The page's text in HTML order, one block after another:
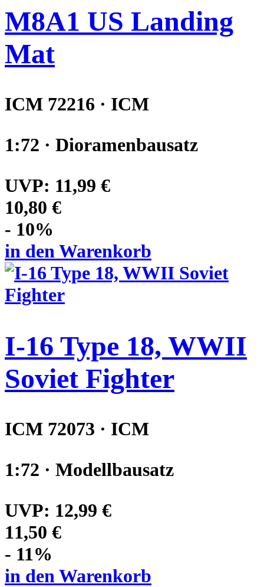
M8A1 US Landing
Mat
ICM 72216 · ICM
1:72 · Dioramenbausatz
UVP: 11,99 €
10,80 €
- 10%
in den Warenkorb
I-16 Type 18, WWII
Soviet Fighter
ICM 72073 · ICM
1:72 · Modellbausatz
UVP: 12,99 €
11,50 €
- 11%
in den Warenkorb